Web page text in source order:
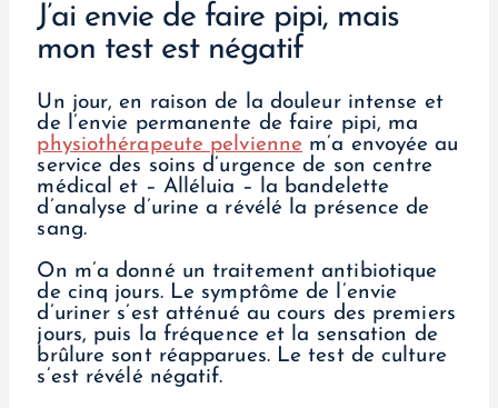
J’ai envie de faire pipi, mais
mon test est négatif
Un jour, en raison de la douleur intense et
de l’envie permanente de faire pipi, ma
physiothérapeute pelvienne m’a envoyée au
service des soins d’urgence de son centre
médical et – Alléluia – la bandelette
d’analyse d’urine a révélé la présence de
sang.
On m’a donné un traitement antibiotique
de cinq jours. Le symptôme de l’envie
d’uriner s’est atténué au cours des premiers
jours, puis la fréquence et la sensation de
brûlure sont réapparues. Le test de culture
s’est révélé négatif.